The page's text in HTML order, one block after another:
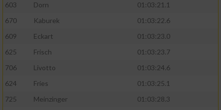
603
Dorn
01:03:21.1
670
Kaburek
01:03:22.6
609
Eckart
01:03:23.0
625
Frisch
01:03:23.7
706
Livotto
01:03:24.6
624
Fries
01:03:25.1
725
Meinzinger
01:03:28.3